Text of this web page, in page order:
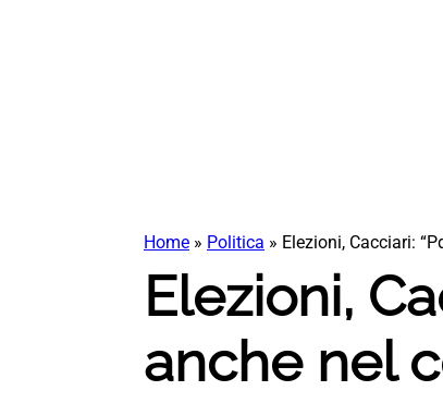
Home » Politica » Elezioni, Cacciari:
Elezioni,
anche nel